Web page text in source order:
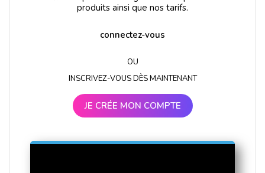
produits ainsi que nos tarifs.
connectez-vous
OU
INSCRIVEZ-VOUS DÈS MAINTENANT
JE CRÉE MON COMPTE